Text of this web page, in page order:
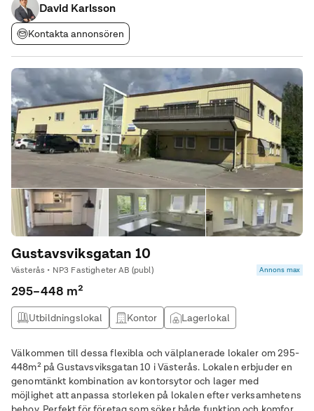
hantering av gods och
David Karlsson
Kontakta annonsören
Gustavsviksgatan 10
Västerås • NP3 Fastigheter AB (publ) Annons max
295–448 m²
Utbildningslokal Kontor
Lagerlokal
Välkommen till dessa flexibla och välplanerade lokaler om 295-
448m² på Gustavsviksgatan 10 i Västerås. Lokalen erbjuder en
genomtänkt kombination av kontorsytor och lager med
möjlighet att anpassa storleken på lokalen efter verksamhetens